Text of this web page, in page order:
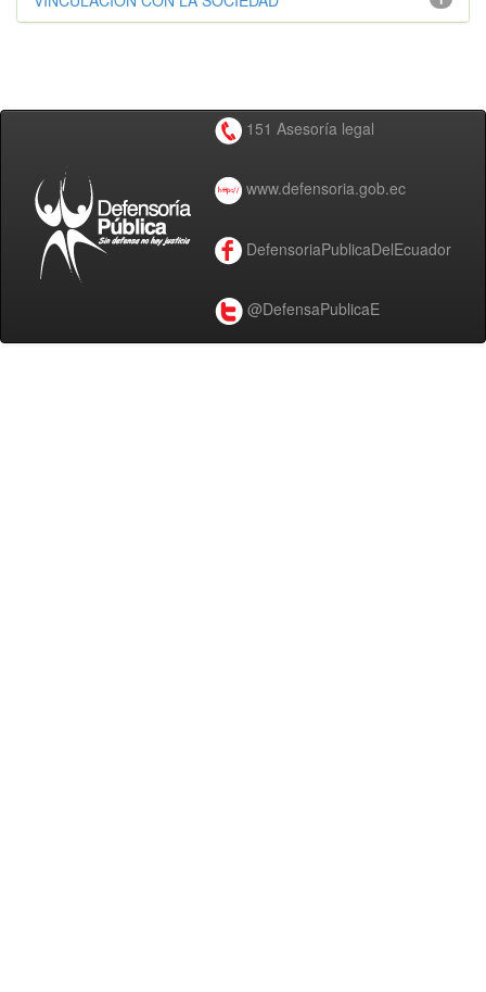
151 Asesoría legal
www.defensoria.gob.ec
DefensoriaPublicaDelEcuador
@DefensaPublicaE